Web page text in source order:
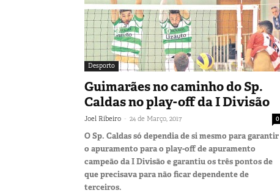
Desporto
Guimarães no caminho do Sp.
Caldas no play-off da I Divisão
Joel Ribeiro - 24 de Março, 2017 0
O Sp. Caldas só dependia de si mesmo para garantir
o apuramento para o play-off de apuramento
campeão da I Divisão e garantiu os três pontos de
que precisava para não ficar dependente de
terceiros.